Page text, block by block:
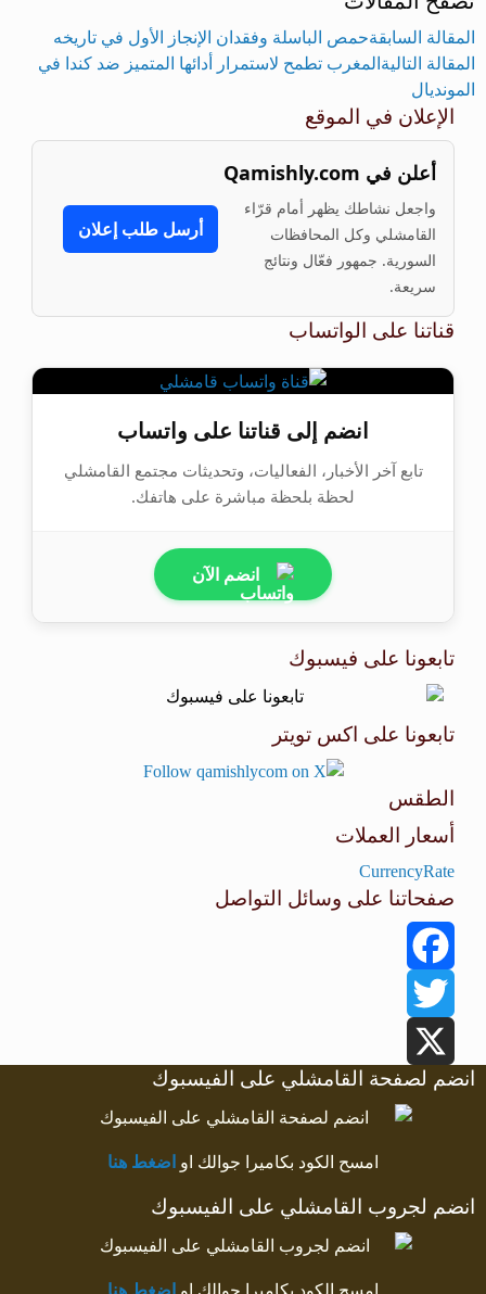
المقالة السابقةحمص الباسلة وفقدان الإنجاز الأول في تاريخه
المقالة التالية المغرب تطمح لاستمرار أدائها المتميز ضد كندا في
المونديال
الإعلان في الموقع
أعلن في Qamishly.com
واجعل نشاطك يظهر أمام قرّاء
القامشلي وكل المحافظات
السورية. جمهور فعّال ونتائج
سريعة.
أرسل طلب إعلان
قناتنا على الواتساب
انضم إلى قناتنا على واتساب
تابع آخر الأخبار، الفعاليات، وتحديثات مجتمع القامشلي
لحظة بلحظة مباشرة على هاتفك.
انضم الآن
تابعونا على فيسبوك
تابعونا على اكس تويتر
الطقس
أسعار العملات
CurrencyRate
صفحاتنا على وسائل التواصل
Facebook
Twitter
X
انضم لصفحة القامشلي على الفيسبوك
امسح الكود بكاميرا جوالك او اضغط هنا
انضم لجروب القامشلي على الفيسبوك